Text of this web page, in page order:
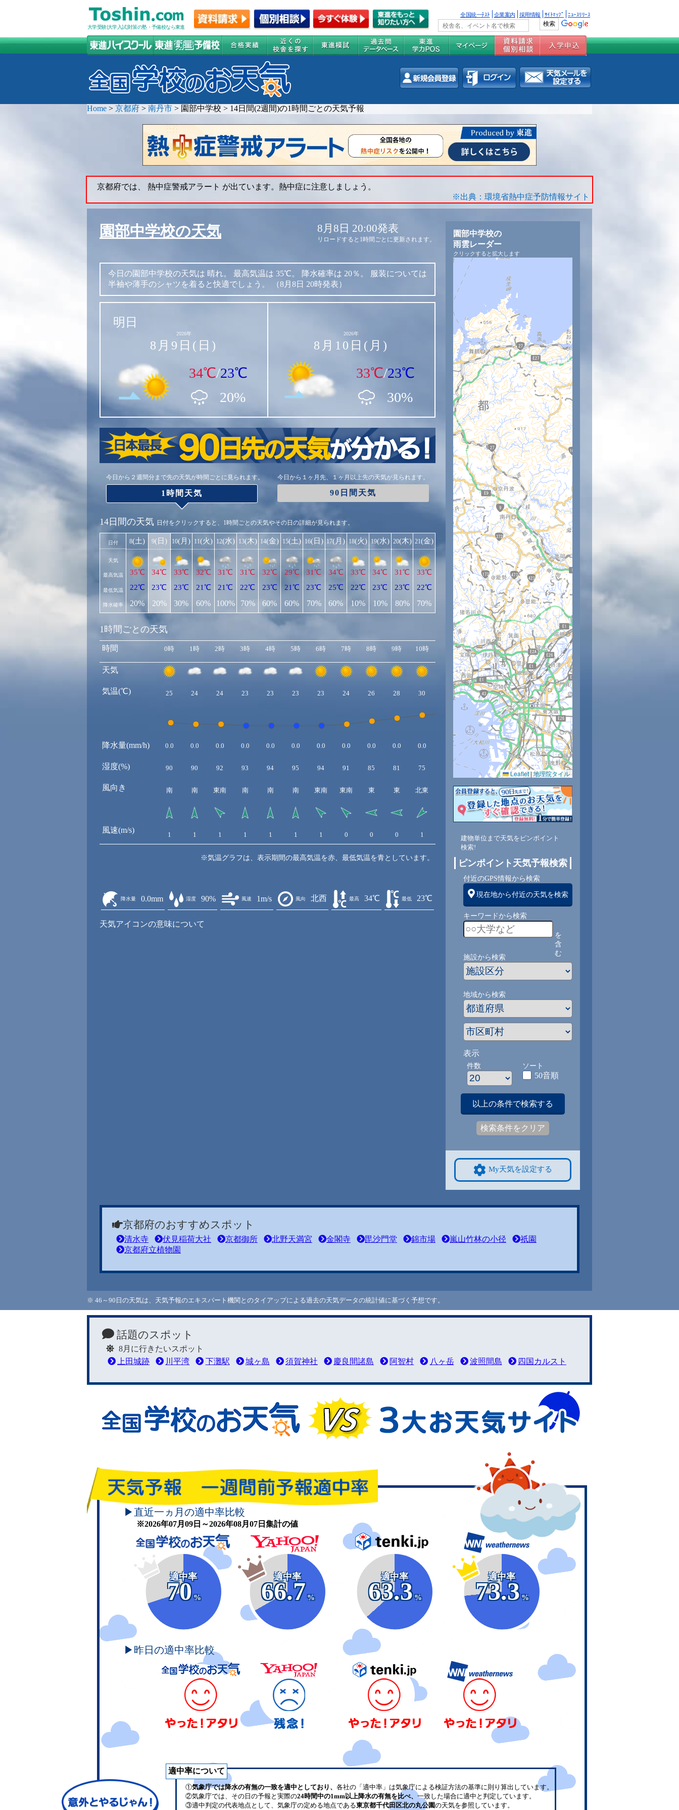
大学受験(大学入試)対策の塾・予備校なら東進
全国統一ﾃｽﾄ 企業案内 採用情報 ｻｲﾄﾏｯﾌﾟ ﾆｭｰｽﾘﾘｰｽ
Home > 京都府 > 南丹市 > 園部中学校 > 14日間(2週間)の1時間ごとの天気予報
京都府では、 熱中症警戒アラート が出ています。熱中症に注意しましょう。
※出典：環境省熱中症予防情報サイト
園部中学校の天気 8月8日 20:00発表
リロードすると1時間ごとに更新されます。
今日の園部中学校の天気は 晴れ。 最高気温は 35℃。 降水確率は 20％。
服装については
半袖や薄手のシャツを着ると快適でしょう。
（8月8日 20時発表）
明日
2026年
8月9日(日)
34℃/23℃
20%
2026年
8月10日(月)
33℃/23℃
30%
今日から２週間分まで先の天気が時間ごとに見られます。
1時間天気
今日から１ヶ月先、１ヶ月以上先の天気が見られます。
90日間天気
14日間の天気 日付をクリックすると、1時間ごとの天気やその日の詳細が見られます。
日付
天気
最高気温
最低気温
降水確率
8(土)
35℃
22℃
20%
9(日)
34℃
23℃
20%
10(月)
33℃
23℃
30%
11(火)
32℃
21℃
60%
12(水)
31℃
21℃
100%
13(木)
31℃
22℃
70%
14(金)
32℃
23℃
60%
15(土)
29℃
21℃
60%
16(日)
31℃
23℃
70%
17(月)
34℃
25℃
60%
18(火)
33℃
22℃
10%
19(水)
34℃
23℃
10%
20(木)
31℃
23℃
80%
21(金)
33℃
22℃
70%
1時間ごとの天気
時間
天気
気温(℃)
降水量(mm/h)
湿度(%)
風向き
風速(m/s)
0時 1時 2時 3時 4時 5時 6時 7時 8時 9時 10時 11時 12時 13時 14時 15時 16時
25 24 24 23 23 23 23 24 26 28 30 33 34 34 34 34
0.0 0.0 0.0 0.0 0.0 0.0 0.0 0.0 0.0 0.0 0.0 0.0 0.0 0.0 0.0 0.0
90 90 92 93 94 95 94 91 85 81 75 66 64 63 62 65
南 南 東南 南 南 南 東南 東南 東 東 北東 北 北 北 北
1 1 1 1 1 1 1 0 0 0 1 0 0 0 1
※気温グラフは、表示期間の最高気温を赤、最低気温を青としています。
降水量 0.0mm 湿度 90% 風速 1m/s 風向 北西 最高 34℃ 最低 23℃
天気アイコンの意味について
園部中学校の
雨雲レーダー
クリックすると拡大します
Leaflet |地理院タイル
建物単位まで天気をピンポイント
検索!
ピンポイント天気予報検索
付近のGPS情報から検索
現在地から付近の天気を検索
キーワードから検索
を
含
む
施設から検索
地域から検索
表示
件数 ソート
50音順
以上の条件で検索する
検索条件をクリア
My天気を設定する
京都府のおすすめスポット
清水寺 伏見稲荷大社 京都御所 北野天満宮 金閣寺 毘沙門堂 錦市場 嵐山竹林の小径
祇園
京都府立植物園
※ 46～90日の天気は、天気予報のエキスパート機関とのタイアップによる過去の天気データの統計値に基づく予想です。
話題のスポット
8月に行きたいスポット
上田城跡
川平湾 下灘駅 城ヶ島 須賀神社 慶良間諸島 阿智村 八ヶ岳 波照間島 四国カルスト
▶直近一ヵ月の適中率比較
※2026年07月09日～2026年08月07日集計の値
適中率
70
%
適中率
66.7
%
適中率
63.3
%
適中率
73.3
%
▶昨日の適中率比較
適中率について
①気象庁では降水の有無の一致を適中としており、 各社の「適中率」は気象庁による検証方法の基準に則り算出しています。
②気象庁では、その日の予報と実際の24時間中の1mm以上降水の有無を比べ、 一致した場合に適中と判定しています。
③適中判定の代表地点として、気象庁の定める地点である東京都千代田区北の丸公園の天気を参照しています。